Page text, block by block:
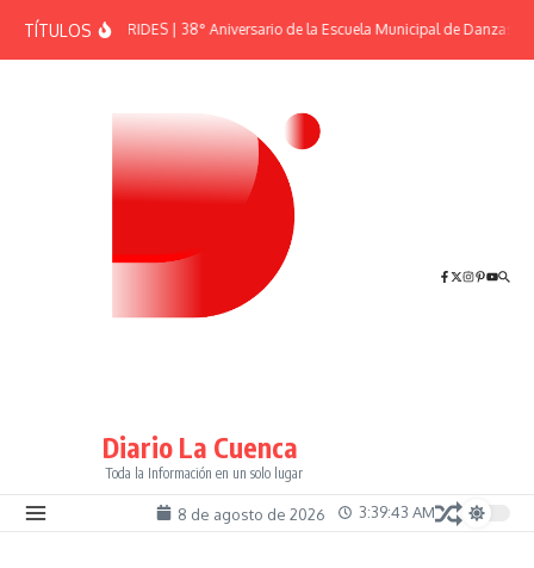
TÍTULOSEFEMÉRIDES | 38° Aniversario de la Escuela Municipal de Danzas “El
Diario La Cuenca
Toda la Información en un solo lugar
8 de agosto de 2026 3:39:44 AM